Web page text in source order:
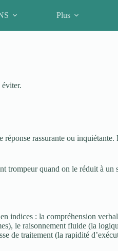
Plus
rassurante ou inquiétante.
trompeur quand on le réduit à un
indices : la compréhension
le raisonnement fluide (la
de traitement (la rapidité